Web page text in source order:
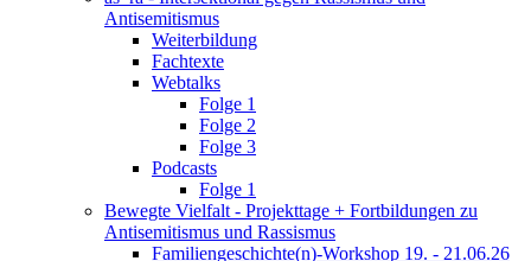
Antisemitismus
Weiterbildung
Fachtexte
Webtalks
Folge 1
Folge 2
Folge 3
Podcasts
Folge 1
Bewegte Vielfalt - Projekttage + Fortbildungen zu
Antisemitismus und Rassismus
Familiengeschichte(n)-Workshop 19. - 21.06.26